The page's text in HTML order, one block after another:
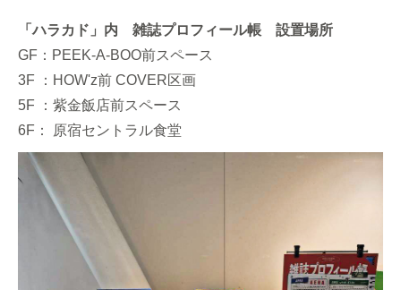
「ハラカド」内 雑誌プロフィール帳 設置場所
GF：PEEK-A-BOO前スペース
3F ：HOW'z前 COVER区画
5F ：紫金飯店前スペース
6F： 原宿セントラル食堂